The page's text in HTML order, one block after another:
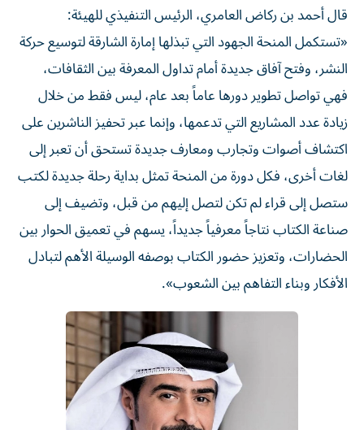
قال أحمد بن ركاض العامري، الرئيس التنفيذي للهيئة:
«تستكمل المنحة الجهود التي تبذلها إمارة الشارقة لتوسيع حركة
النشر، وفتح آفاق جديدة أمام تداول المعرفة بين الثقافات،
فهي تواصل تطوير دورها عاماً بعد عام، ليس فقط من خلال
زيادة عدد المشاريع التي تدعمها، وإنما عبر تحفيز الناشرين على
اكتشاف أصوات وتجارب ومعارف جديدة تستحق أن تعبر إلى
لغات أخرى، فكل دورة من المنحة تمثل بداية رحلة جديدة لكتب
ستصل إلى قراء لم تكن لتصل إليهم من قبل، وتضيف إلى
صناعة الكتاب نتاجاً معرفياً جديداً، يسهم في تعميق الحوار بين
الحضارات، وتعزيز حضور الكتاب بوصفه الوسيلة الأهم لتبادل
الأفكار وبناء التفاهم بين الشعوب».